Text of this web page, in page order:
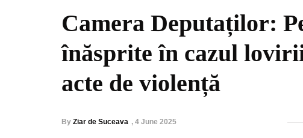
Camera Deputaților:
înăsprite în cazul
acte de violență
By Ziar de Suceava , 4 June 2025